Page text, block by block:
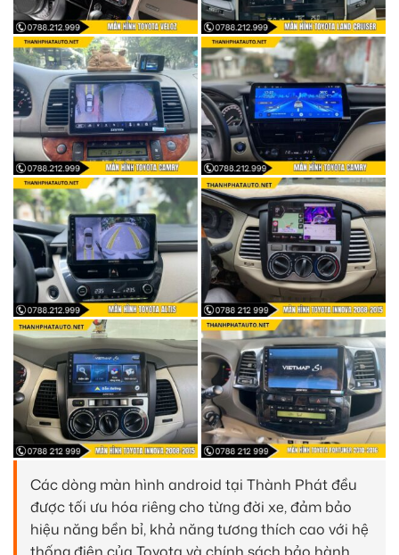
Các dòng màn hình android tại Thành Phát đều
được tối ưu hóa riêng cho từng đời xe, đảm bảo
hiệu năng bền bỉ, khả năng tương thích cao với hệ